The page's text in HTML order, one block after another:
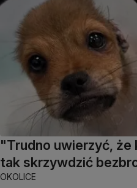
"Trudno uwierzyć, że
tak skrzywdzić
OKOLICE